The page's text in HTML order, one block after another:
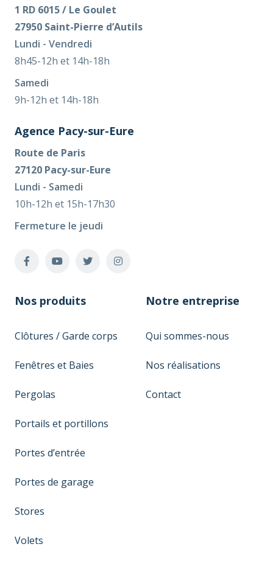
1 RD 6015 / Le Goulet
27950 Saint-Pierre d’Autils
Lundi - Vendredi
8h45-12h et 14h-18h
Samedi
9h-12h et 14h-18h
Agence Pacy-sur-Eure
Route de Paris
27120 Pacy-sur-Eure
Lundi - Samedi
10h-12h et 15h-17h30
Fermeture le jeudi
Nos produits
Clôtures / Garde corps
Fenêtres et Baies
Pergolas
Portails et portillons
Portes d’entrée
Portes de garage
Stores
Volets
Notre entreprise
Qui sommes-nous
Nos réalisations
Contact